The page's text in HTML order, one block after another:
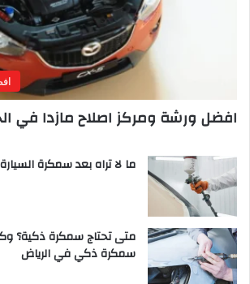
افضل ورشة ومركز اصلاح مازدا في
ما لا تراه بعد سمكرة السيارة
متى تحتاج سمكرة ذكية؟
سمكرة ذكي في الرياض